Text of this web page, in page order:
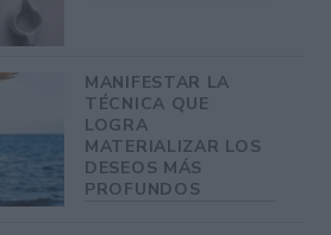
MANIFESTAR LA
TÉCNICA QUE
LOGRA
MATERIALIZAR LOS
DESEOS MÁS
PROFUNDOS